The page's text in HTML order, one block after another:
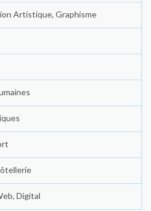
Artistique, Graphisme
Digital